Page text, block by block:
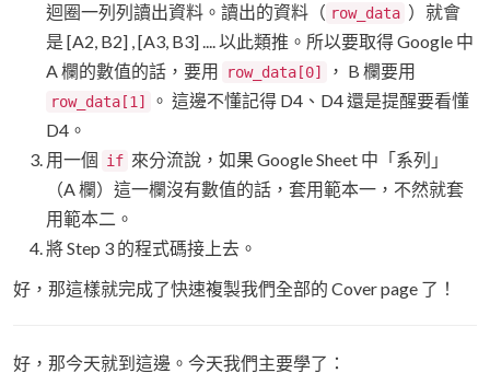
迴圈一列列讀出資料。讀出的資料（ row_data ）就會
是 [A2, B2] , [A3, B3] .... 以此類推。所以要取得 Google 中
A 欄的數值的話，要用
row_data[0] ， B 欄要用
row_data[1]
。 這邊不懂記得 D4、D4 還是提醒要看懂
D4。
用一個
if 來分流說，如果 Google Sheet 中「系列」
（A 欄）這一欄沒有數值的話，套用範本一，不然就套
用範本二。
將 Step 3 的程式碼接上去。
好，那這樣就完成了快速複製我們全部的 Cover page 了！
好，那今天就到這邊。今天我們主要學了：